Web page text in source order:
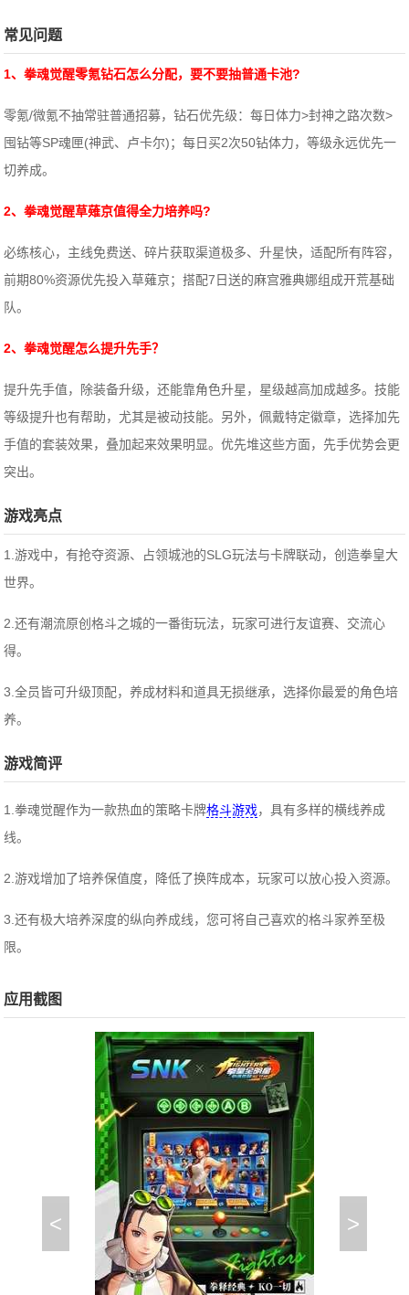
常见问题
1、拳魂觉醒零氪钻石怎么分配，要不要抽普通卡池?
零氪/微氪不抽常驻普通招募，钻石优先级：每日体力>封神之路次数>
囤钻等SP魂匣(神武、卢卡尔)；每日买2次50钻体力，等级永远优先一
切养成。
2、拳魂觉醒草薙京值得全力培养吗?
必练核心，主线免费送、碎片获取渠道极多、升星快，适配所有阵容，
前期80%资源优先投入草薙京；搭配7日送的麻宫雅典娜组成开荒基础
队。
2、拳魂觉醒怎么提升先手？
提升先手值，除装备升级，还能靠角色升星，星级越高加成越多。技能
等级提升也有帮助，尤其是被动技能。另外，佩戴特定徽章，选择加先
手值的套装效果，叠加起来效果明显。优先堆这些方面，先手优势会更
突出。
游戏亮点
1.游戏中，有抢夺资源、占领城池的SLG玩法与卡牌联动，创造拳皇大
世界。
2.还有潮流原创格斗之城的一番街玩法，玩家可进行友谊赛、交流心
得。
3.全员皆可升级顶配，养成材料和道具无损继承，选择你最爱的角色培
养。
游戏简评
1.拳魂觉醒作为一款热血的策略卡牌格斗游戏，具有多样的横线养成
线。
2.游戏增加了培养保值度，降低了换阵成本，玩家可以放心投入资源。
3.还有极大培养深度的纵向养成线，您可将自己喜欢的格斗家养至极
限。
应用截图
< >